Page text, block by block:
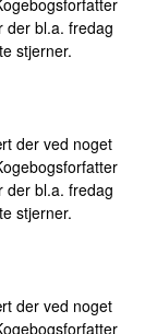
der bl.a. fredag
stjerner.
der ved noget
der bl.a. fredag
stjerner.
der ved noget